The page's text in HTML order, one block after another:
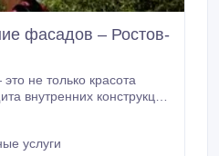
фасадов – Ростов-
не только красота
услуги